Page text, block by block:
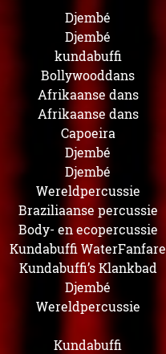
Djembé
Djembé
kundabuffi
Bollywooddans
Afrikaanse dans
Afrikaanse dans
Capoeira
Djembé
Djembé
Wereldpercussie
Braziliaanse percussie
Body- en ecopercussie
Kundabuffi WaterFanfare
Kundabuffi’s Klankbad
Djembé
Wereldpercussie
Kundabuffi